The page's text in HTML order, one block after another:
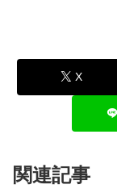
X
関連記事